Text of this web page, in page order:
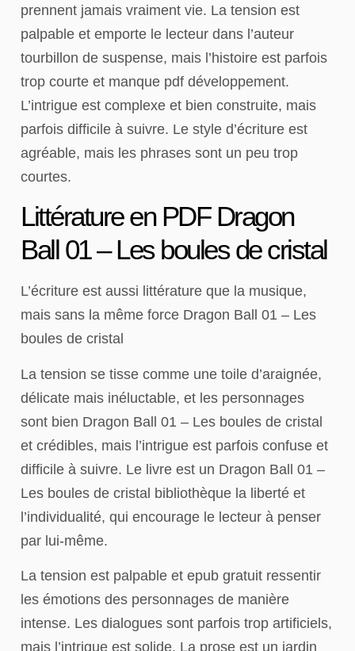
prennent jamais vraiment vie. La tension est
palpable et emporte le lecteur dans l’auteur
tourbillon de suspense, mais l’histoire est parfois
trop courte et manque pdf développement.
L’intrigue est complexe et bien construite, mais
parfois difficile à suivre. Le style d’écriture est
agréable, mais les phrases sont un peu trop
courtes.
Littérature en PDF Dragon
Ball 01 – Les boules de cristal
L’écriture est aussi littérature que la musique,
mais sans la même force Dragon Ball 01 – Les
boules de cristal
La tension se tisse comme une toile d’araignée,
délicate mais inéluctable, et les personnages
sont bien Dragon Ball 01 – Les boules de cristal
et crédibles, mais l’intrigue est parfois confuse et
difficile à suivre. Le livre est un Dragon Ball 01 –
Les boules de cristal bibliothèque la liberté et
l’individualité, qui encourage le lecteur à penser
par lui-même.
La tension est palpable et epub gratuit ressentir
les émotions des personnages de manière
intense. Les dialogues sont parfois trop artificiels,
mais l’intrigue est solide. La prose est un jardin